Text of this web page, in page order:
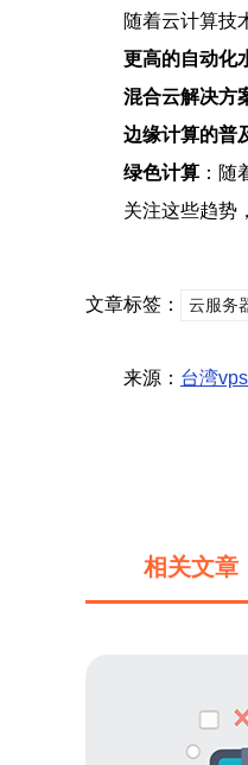
随着云计算技
更高的自动化
混合云解决方
边缘计算的普
绿色计算 ：
关注这些趋势
文章标签： 云服务
来源： 台湾
相关文章